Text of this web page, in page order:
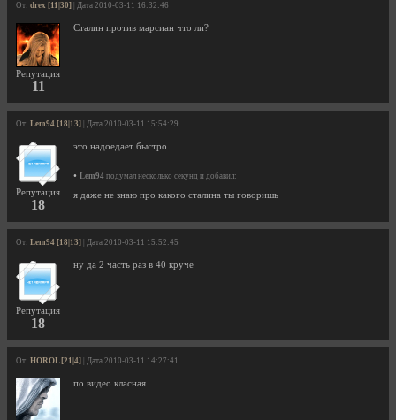
От: drex [11|30] | Дата 2010-03-11 16:32:46
Репутация
11
Сталин против марсиан что ли?
От: Lem94 [18|13] | Дата 2010-03-11 15:54:29
Репутация
18
это надоедает быстро
• Lem94 подумал несколько секунд и добавил:
я даже не знаю про какого сталина ты говоришь
От: Lem94 [18|13] | Дата 2010-03-11 15:52:45
Репутация
18
ну да 2 часть раз в 40 круче
От: HOROL [21|4] | Дата 2010-03-11 14:27:41
по видео класная